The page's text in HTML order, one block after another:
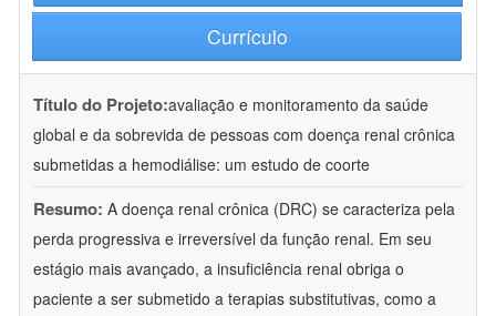
Currículo
Título do Projeto:avaliação e monitoramento da saúde
global e da sobrevida de pessoas com doença renal crônica
submetidas a hemodiálise: um estudo de coorte
Resumo: A doença renal crônica (DRC) se caracteriza pela
perda progressiva e irreversível da função renal. Em seu
estágio mais avançado, a insuficiência renal obriga o
paciente a ser submetido a terapias substitutivas, como a